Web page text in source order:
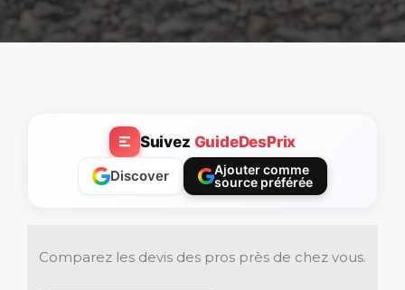
Suivez GuideDesPrix
Discover
Ajouter comme
source préférée
Comparez les devis des pros près de chez vous.